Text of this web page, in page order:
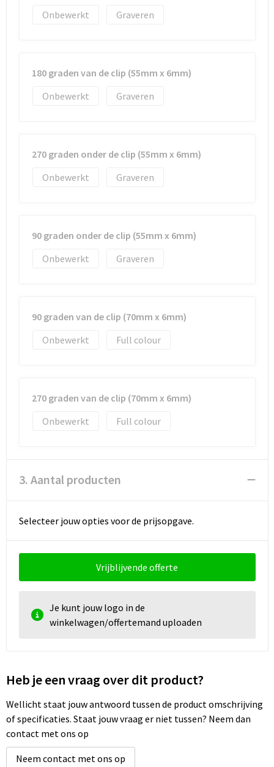
Onbewerkt Graveren
180 graden van de clip (55mm x 6mm)
Onbewerkt
Graveren
270 graden onder de clip (55mm x 6mm)
Onbewerkt
Graveren
90 graden onder de clip (55mm x 6mm)
Onbewerkt
Graveren
90 graden van de clip (70mm x 6mm)
Onbewerkt
Full colour
270 graden van de clip (70mm x 6mm)
Onbewerkt
Full colour
3. Aantal producten
Selecteer jouw opties voor de prijsopgave.
Vrijblijvende offerte
Je kunt jouw logo in de
winkelwagen/offertemand uploaden
Heb je een vraag over dit product?
Wellicht staat jouw antwoord tussen de product omschrijving
of specificaties. Staat jouw vraag er niet tussen? Neem dan
contact met ons op
Neem contact met ons op